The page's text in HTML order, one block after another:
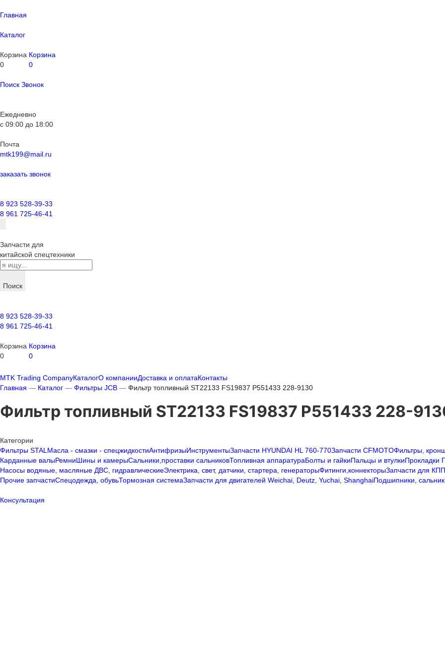
Главная
Каталог
Корзина
0
Корзина
0
Поиск Звонок
Ежедневно
с 09:00 до 18:00
Почта
mtk199@mail.ru
заказать звонок
8 923 528-39-33
8 961 725-46-41
Запчасти для
китайской спецтехники
Поиск
8 923 528-39-33
8 961 725-46-41
Корзина
0
Корзина
0
MTK Trading CompanyКаталогО компанииДоставка и оплатаКонтакты
Главная — Каталог — Фильтры JCB — Фильтр топливный ST22133 FS19837 P551433 228-9130
Фильтр топливный ST22133 FS19837 P551433 228-
Категории
Фильтры STAL Масла - смазки - спецжидкостиАнтифризыИнструментыЗапчасти HYUNDAI HL 760-770Запчасти CFMOTOФильтры,
Карданные валыРемниШины и камерыСальники,проставки сальниковТопливная аппаратураБолты и гайкиПальцы и втулкиПрокладки
Насосы водяные, масляные ДВС, гидравлическиеЭлектрика, свет, датчики, стартера, генераторыФитинги,коннекторыЗапчасти для КПП
Прочие запчастиСпецодежда, обувьТормозная системаЗапчасти для двигателей Weichai, Deutz, Yuchai, ShanghaiПодшипники,
Консультация